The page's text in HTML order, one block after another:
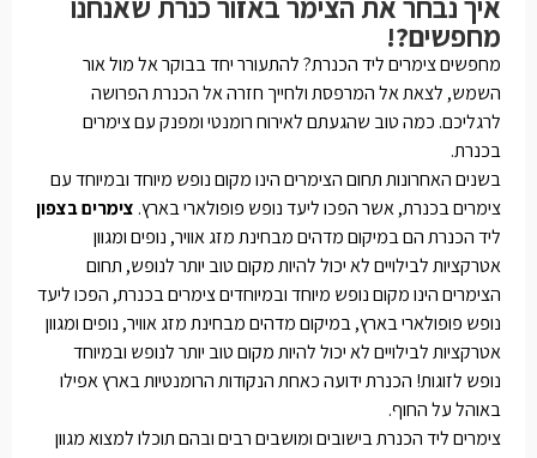
מחפשים?!
מחפשים צימרים ליד הכנרת? להתעורר יחד בבוקר אל מול אור
השמש, לצאת אל המרפסת ולחייך חזרה אל הכנרת הפרושה
לרגליכם. כמה טוב שהגעתם לאירוח רומנטי ומפנק עם צימרים
בכנרת.
בשנים האחרונות תחום הצימרים הינו מקום נופש מיוחד ובמיוחד עם
צימרים בכנרת, אשר הפכו ליעד נופש פופולארי בארץ. צימרים בצפון
ליד הכנרת הם במיקום מדהים מבחינת מזג אוויר, נופים ומגוון
אטרקציות לבילויים לא יכול להיות מקום טוב יותר לנופש, תחום
הצימרים הינו מקום נופש מיוחד ובמיוחדים צימרים בכנרת, הפכו ליעד
נופש פופולארי בארץ, במיקום מדהים מבחינת מזג אוויר, נופים ומגוון
אטרקציות לבילויים לא יכול להיות מקום טוב יותר לנופש ובמיוחד
נופש לזוגות! הכנרת ידועה כאחת הנקודות הרומנטיות בארץ אפילו
באוהל על החוף.
צימרים ליד הכנרת בישובים ומושבים רבים ובהם תוכלו למצוא מגוון